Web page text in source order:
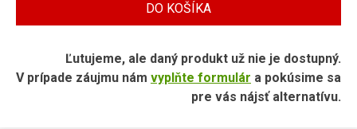
DO KOŠÍKA
Ľutujeme, ale daný produkt už nie je dostupný.
V prípade záujmu nám vyplňte formulár a pokúsime sa
pre vás nájsť alternatívu.